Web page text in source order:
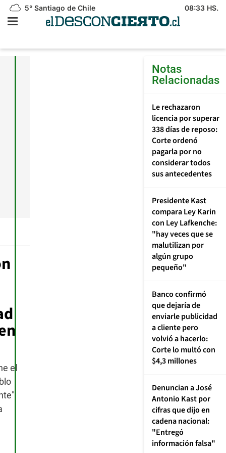
5° Santiago de Chile 08:33 HS.
el
Notas
Relacionadas
Le rechazaron
licencia por superar
338 días de reposo:
Corte ordenó
pagarla por no
considerar todos
sus antecedentes
Presidente Kast
compara Ley Karin
con Ley Lafkenche:
"hay veces que se
malutilizan por
algún grupo
pequeño"
Banco confirmó
que dejaría de
enviarle publicidad
a cliente pero
volvió a hacerlo:
Corte lo multó con
$4,3 millones
Denuncian a José
Antonio Kast por
cifras que dijo en
cadena nacional:
"Entregó
información falsa"